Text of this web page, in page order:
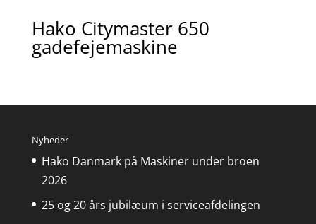
Hako Citymaster 650
gadefejemaskine
Nyheder
Hako Danmark på Maskiner under broen
2026
25 og 20 års jubilæum i serviceafdelingen